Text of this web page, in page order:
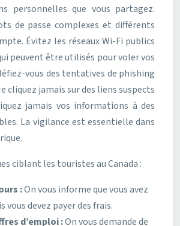
personnelles que vous partagez.
de passe complexes et différents
Évitez les réseaux Wi-Fi publics
peuvent être utilisés pour voler vos
vous des tentatives de phishing
cliquez jamais sur des liens suspects
jamais vos informations à des
La vigilance est essentielle dans
ciblant les touristes au Canada :
:On vous informe que vous avez
vous devez payer des frais.
d’emploi :On vous demande de